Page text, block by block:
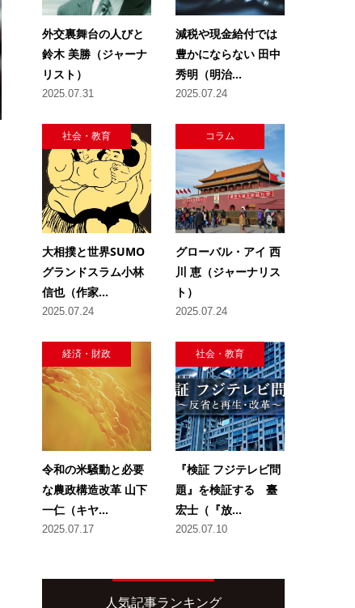
外交裏舞台の人びと
鈴木 美勝（ジャーナ
リスト）
2025.07.31
減税や現金給付では
豊かにならない 田中
秀明（明治...
2025.07.24
社会・教育
大相撲と世界SUMO
グランドスラム小林
信也（作家...
2025.07.24
コラム
グローバル・アイ 西
川 恵（ジャーナリス
ト）
2025.07.24
経済・財政
令和の米騒動と必要
な農政構造改革 山下
一仁（キヤ...
2025.07.17
社会・教育
『検証 フジテレビ問
題』を検証する 臺
宏士（『放...
2025.07.10
人気記事ランキング